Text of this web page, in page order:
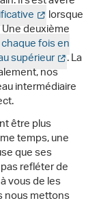
lorsque
deuxième
fois en
supérieur . La
nos
intermédiaire
être plus
temps, une
que ses
refléter de
vous de les
nous mettons